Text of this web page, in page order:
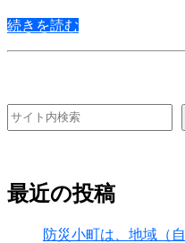
続きを読む
検索
最近の投稿
防災小町は、地域（